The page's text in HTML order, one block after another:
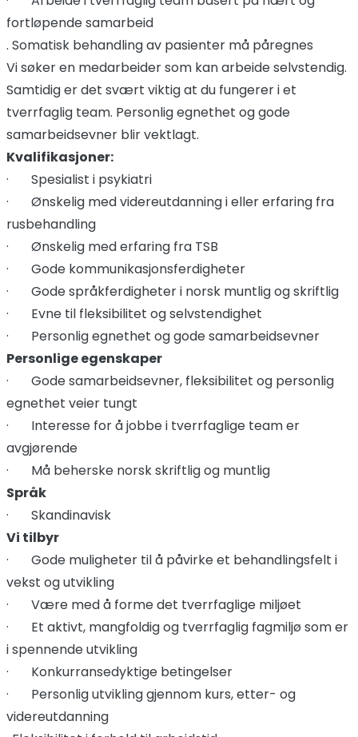
fortløpende samarbeid
. Somatisk behandling av pasienter må påregnes
Vi søker en medarbeider som kan arbeide selvstendig.
Samtidig er det svært viktig at du fungerer i et
tverrfaglig team. Personlig egnethet og gode
samarbeidsevner blir vektlagt.
Kvalifikasjoner:
· Spesialist i psykiatri
· Ønskelig med videreutdanning i eller erfaring fra
rusbehandling
· Ønskelig med erfaring fra TSB
· Gode kommunikasjonsferdigheter
· Gode språkferdigheter i norsk muntlig og skriftlig
· Evne til fleksibilitet og selvstendighet
· Personlig egnethet og gode samarbeidsevner
Personlige egenskaper
· Gode samarbeidsevner, fleksibilitet og personlig
egnethet veier tungt
· Interesse for å jobbe i tverrfaglige team er
avgjørende
· Må beherske norsk skriftlig og muntlig
Språk
· Skandinavisk
Vi tilbyr
· Gode muligheter til å påvirke et behandlingsfelt i
vekst og utvikling
· Være med å forme det tverrfaglige miljøet
· Et aktivt, mangfoldig og tverrfaglig fagmiljø som er
i spennende utvikling
· Konkurransedyktige betingelser
· Personlig utvikling gjennom kurs, etter- og
videreutdanning